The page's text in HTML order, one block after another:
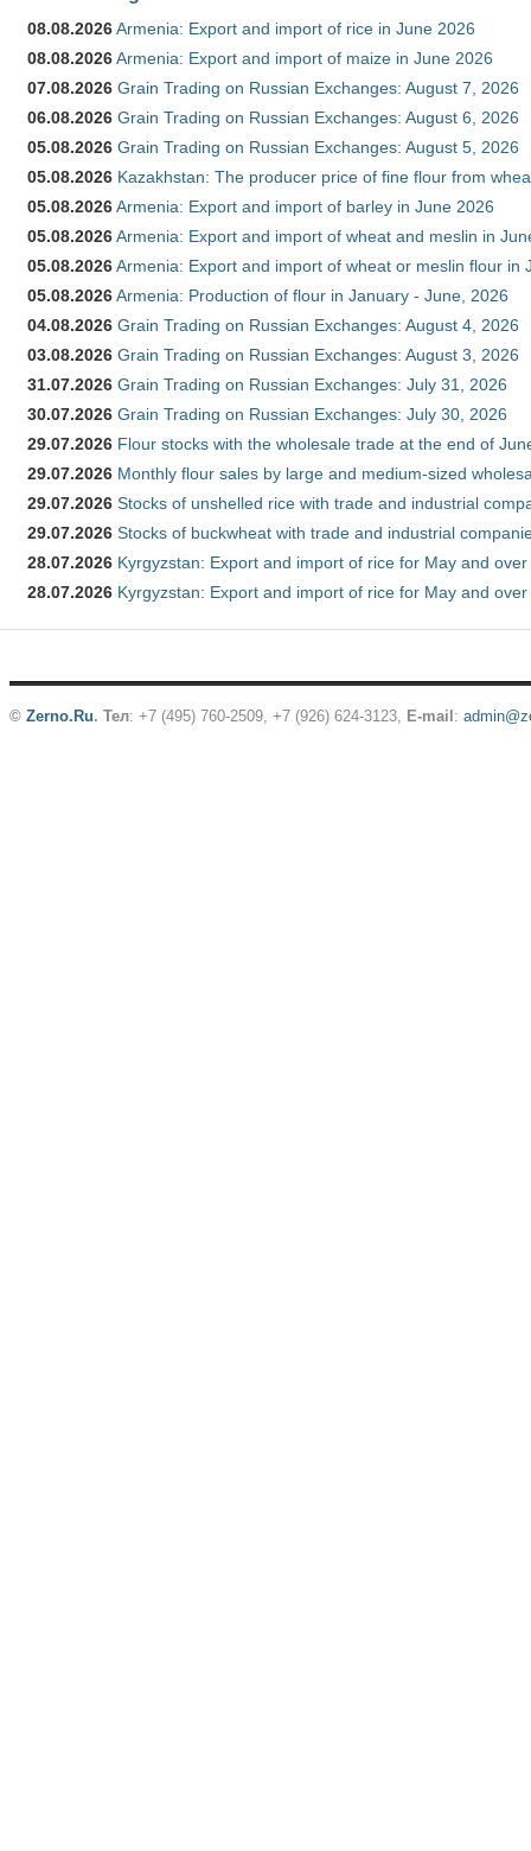
08.08.2026Armenia: Export and import of rice in June 2026
08.08.2026Armenia: Export and import of maize in June 2026
07.08.2026 Grain Trading on Russian Exchanges: August 7, 2026
06.08.2026 Grain Trading on Russian Exchanges: August 6, 2026
05.08.2026 Grain Trading on Russian Exchanges: August 5, 2026
05.08.2026 Kazakhstan: The producer price of fine flour from
05.08.2026Armenia: Export and import of barley in June 2026
05.08.2026Armenia: Export and import of wheat and meslin in
05.08.2026Armenia: Export and import of wheat or meslin flour in
05.08.2026Armenia: Production of flour in January - June, 2026
04.08.2026 Grain Trading on Russian Exchanges: August 4, 2026
03.08.2026 Grain Trading on Russian Exchanges: August 3, 2026
31.07.2026 Grain Trading on Russian Exchanges: July 31, 2026
30.07.2026 Grain Trading on Russian Exchanges: July 30, 2026
29.07.2026 Flour stocks with the wholesale trade at the end of
29.07.2026 Monthly flour sales by large and medium-sized
29.07.2026 Stocks of unshelled rice with trade and industrial
29.07.2026 Stocks of buckwheat with trade and industrial
28.07.2026 Kyrgyzstan: Export and import of rice for May and
28.07.2026 Kyrgyzstan: Export and import of rice for May and
© Zerno.Ru. Тел: +7 (495) 760-2509, +7 (926) 624-3123, E-mail :